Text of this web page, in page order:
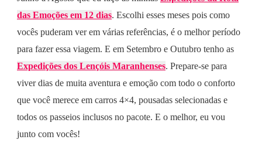
das Emoções em 12 dias. Escolhi esses meses pois como
vocês puderam ver em várias referências, é o melhor período
para fazer essa viagem. E em Setembro e Outubro tenho as
Expedições dos Lençóis Maranhenses. Prepare-se para
viver dias de muita aventura e emoção com todo o conforto
que você merece em carros 4×4, pousadas selecionadas e
todos os passeios inclusos no pacote. E o melhor, eu vou
junto com vocês!